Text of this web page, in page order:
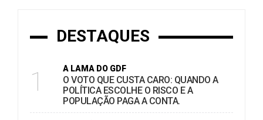
DESTAQUES
1 A LAMA DO GDF
O VOTO QUE CUSTA CARO: QUANDO A
POLÍTICA ESCOLHE O RISCO E A
POPULAÇÃO PAGA A CONTA.